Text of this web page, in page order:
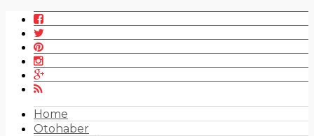
Home
Otohaber